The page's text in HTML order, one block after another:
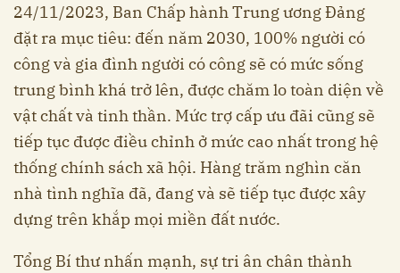
24/11/2023, Ban Chấp hành Trung ương Đảng
đặt ra mục tiêu: đến năm 2030, 100% người có
công và gia đình người có công sẽ có mức sống
trung bình khá trở lên, được chăm lo toàn diện về
vật chất và tinh thần. Mức trợ cấp ưu đãi cũng sẽ
tiếp tục được điều chỉnh ở mức cao nhất trong hệ
thống chính sách xã hội. Hàng trăm nghìn căn
nhà tình nghĩa đã, đang và sẽ tiếp tục được xây
dựng trên khắp mọi miền đất nước.
Tổng Bí thư nhấn mạnh, sự tri ân chân thành